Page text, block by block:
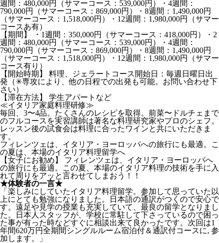
週間：480,000円（サマーコース：539,000円）・4週間：
790,000円（サマーコース：869,000円）・8週間：1,490,000円
（サマーコース：1,518,000円）・12週間：1,980,000円（サマー
コースあ有）
【期間】 ・1週間：350,000円（サマーコース：418,000円）・2
週間：480,000円（サマーコース：539,000円）・4週間：
790,000円（サマーコース：869,000円）・8週間：1,490,000円
（サマーコース：1,518,000円）・12週間：1,980,000円（サマー
コース有り）
【開始時期】 料理、ジェラートコース開始日：毎週日曜日出
発（✳︎専攻により、他の日程での出発も可能。お問い合わせ下
さい）
【滞在方法】 学生アパートなど
≪イタリア家庭料理研修≫
毎回、3〜4品。たくさんのレシピを取得。前菜〜ドルチェまで
のフルコースを実習講師は著名な料理研究家やプロのシェフ。
レッスン後の試食会は料理に合ったワインと共にいただきま
す。
フィレンツェは、イタリア・ヨーロッパへの旅行にも最適。こ
の夏は、本場のイタリア料理留学へ
【女子にお勧め】 フィレンツェは、イタリア・ヨーロッパへ
の旅行にも最適。この夏、本場のイタリア料理の技術を手に入
れて周りをアッと言わせてしまおう！！
★体験者の一言★
「楽しみにしていたイタリア料理留学。参加して思っていた以
上にとても勉強になりました。日本語の通訳がつくので安心で
す。遠足や見学の授業も充実していて、最良の留学となりまし
た。日本人スタッフが、学校に常駐して下さっているので困っ
た事が有った時などすぐに相談出来て良かったです。次回は1
年間620万円全期間シングルルーム宿泊付＆通訳付コースに, 参
加します。」